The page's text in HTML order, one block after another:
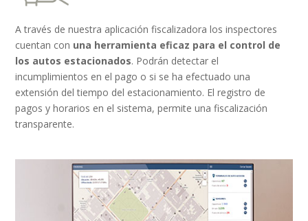
A través de nuestra aplicación fiscalizadora los inspectores
cuentan con una herramienta eficaz para el control de
los autos estacionados. Podrán detectar el
incumplimientos en el pago o si se ha efectuado una
extensión del tiempo del estacionamiento. El registro de
pagos y horarios en el sistema, permite una fiscalización
transparente.